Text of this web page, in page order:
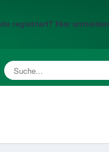
registriert? Hier anmelden